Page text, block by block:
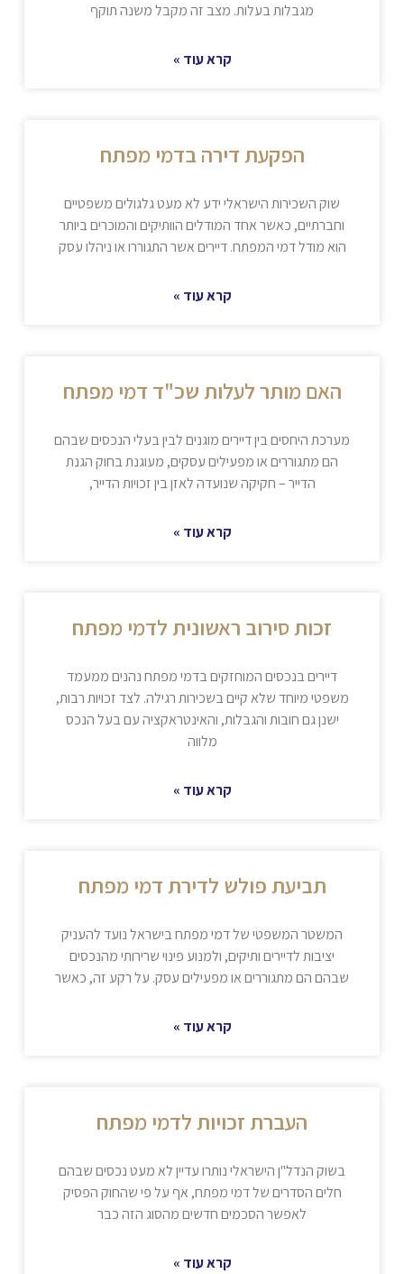
מגבלות בעלות. מצב זה מקבל משנה תוקף
קרא עוד »
הפקעת דירה בדמי מפתח
שוק השכירות הישראלי ידע לא מעט גלגולים משפטיים
וחברתיים, כאשר אחד המודלים הוותיקים והמוכרים ביותר
הוא מודל דמי המפתח. דיירים אשר התגוררו או ניהלו עסק
קרא עוד »
האם מותר לעלות שכ"ד דמי מפתח
מערכת היחסים בין דיירים מוגנים לבין בעלי הנכסים שבהם
הם מתגוררים או מפעילים עסקים, מעוגנת בחוק הגנת
הדייר – חקיקה שנועדה לאזן בין זכויות הדייר,
קרא עוד »
זכות סירוב ראשונית לדמי מפתח
דיירים בנכסים המוחזקים בדמי מפתח נהנים ממעמד
משפטי מיוחד שלא קיים בשכירות רגילה. לצד זכויות רבות,
ישנן גם חובות והגבלות, והאינטראקציה עם בעל הנכס
מלווה
קרא עוד »
תביעת פולש לדירת דמי מפתח
המשטר המשפטי של דמי מפתח בישראל נועד להעניק
יציבות לדיירים ותיקים, ולמנוע פינוי שרירותי מהנכסים
שבהם הם מתגוררים או מפעילים עסק. על רקע זה, כאשר
קרא עוד »
העברת זכויות לדמי מפתח
בשוק הנדל"ן הישראלי נותרו עדיין לא מעט נכסים שבהם
חלים הסדרים של דמי מפתח, אף על פי שהחוק הפסיק
לאפשר הסכמים חדשים מהסוג הזה כבר
קרא עוד »